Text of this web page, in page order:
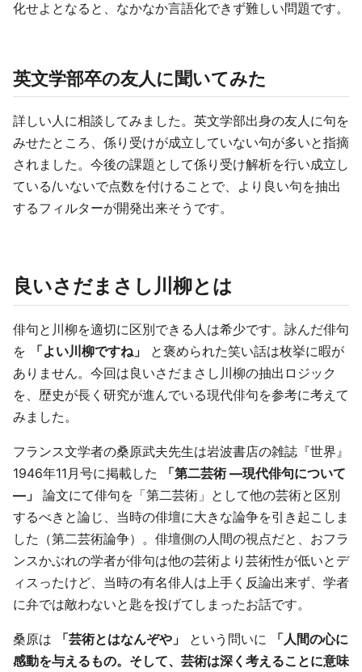
化せよとなると、なかなか言語化できず難しい問題です。
英文学部卒の友人に聞いてみた
詳しい人に相談してみました。英文学部出身の友人に句を
みせたところ、係り受けが成立していない句が多いと指摘
されました。今後の課題として係り受け解析を行い成立し
ている/いないで点数を付けることで、より良い句を抽出
するフィルターが開発出来そうです。
良いさだまさし川柳とは
俳句と川柳を適切に区別できる人は希少です。詠んだ俳句
を
「よい川柳ですね」
と褒められた笑い話は枚挙に暇が
ありません。今回は良いさだまさし川柳の抽出ロジック
を、歴史が長く研究が進んでいる現代俳句を参考に考えて
みました。
フランス文学者の桑原武夫先生は岩波書店の雑誌『世界』
1946年11月号に掲載した
「第二芸術 ―現代俳句について
―」
論文にて俳句を「第二芸術」として他の芸術と区別
するべきと論じ、当時の俳壇に大きな論争を引き起こしま
した（第二芸術論争）。俳壇側の人間の視点だと、おフラ
ンスかぶれの学者が俳句は他の芸術より芸術性が低いとデ
ィスったけど、当時の有名俳人は上手く反論出来ず、学者
に弁では敵わないと匙を投げてしまったお話です。
桑原は 「芸術とはなんぞや」 という問いに
「人間の心に
感動を与えるもの。そして、芸術は深く考えることに意味